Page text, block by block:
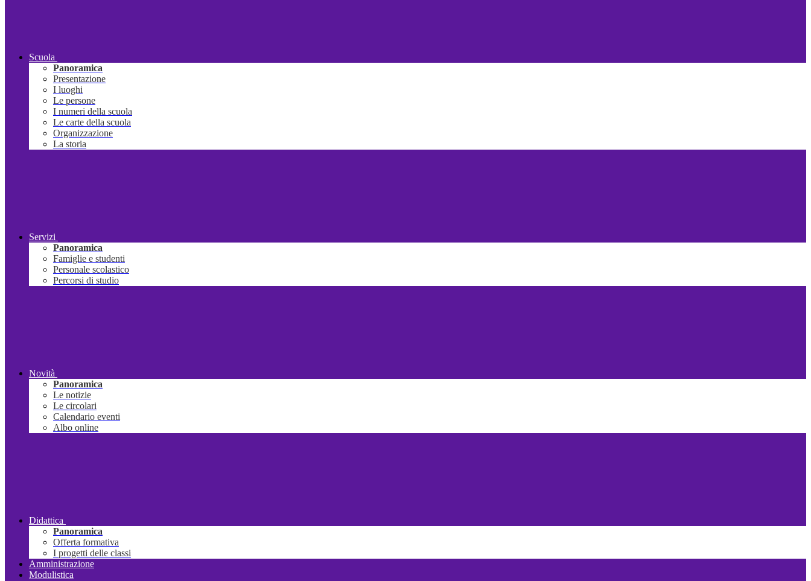
Scuola
Panoramica
Presentazione
I luoghi
Le persone
I numeri della scuola
Le carte della scuola
Organizzazione
La storia
Servizi
Panoramica
Famiglie e studenti
Personale scolastico
Percorsi di studio
Novità
Panoramica
Le notizie
Le circolari
Calendario eventi
Albo online
Didattica
Panoramica
Offerta formativa
I progetti delle classi
Amministrazione
Modulistica